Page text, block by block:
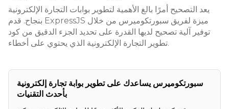
يعد التصحيح أمرًا بالغ الأهمية لتطوير بوابات التجارة الإلكترونية
بنجاح. قدم ExpressJS ميزة لفريق سبورتكوميرس من خلال
توفير آلية تصحيح لديها القدرة على تحديد الجزء الدقيق من كود
تطوير التجارة الإلكترونية الذي يحتوي على أخطاء.
سبورتكوميرس يساعدك على تطوير بوابة تجارة إلكترونية
بأحدث التقنيات